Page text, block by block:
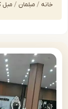
مبلمان/مبل کلاسیک/